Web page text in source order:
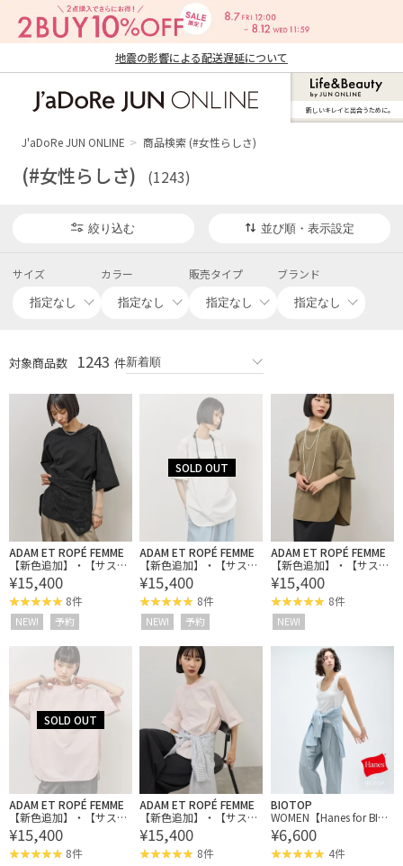
地震の影響による配送遅延について
ン オンライン）
新しいキレイと出合うために。
J'aDoRe JUN ONLINE 商品検索 (#女性らしさ)
(#女性らしさ) (1243)
絞り込む 並び順・表示設定
サイズ カラー 販売タイプ ブランド
対象商品数 1243 件
ADAM ET ROPÉ FEMME
【新色追加】・【サステ
ナブル】タイプライター
TEEブラウス
¥15,400
8件
NEW! 予約
ADAM ET ROPÉ FEMME
【新色追加】・【サステ
ナブル】タイプライター
TEEブラウス
¥15,400
8件
NEW! 予約
ADAM ET ROPÉ FEMME
【新色追加】・【サステ
ナブル】タイプライター
TEEブラウス
¥15,400
8件
NEW!
ADAM ET ROPÉ FEMME
【新色追加】・【サステ
ナブル】タイプライター
TEEブラウス
¥15,400
8件
ADAM ET ROPÉ FEMME
【新色追加】・【サステ
ナブル】タイプライター
TEEブラウス
¥15,400
8件
BIOTOP
WOMEN【Hanes for BIOT
OP】TRIBLEND SLEEVEL
ESS SHIRTS 2P
¥6,600
4件